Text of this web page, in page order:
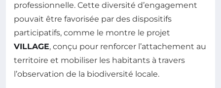
professionnelle. Cette diversité d’engagement
pouvait être favorisée par des dispositifs
participatifs, comme le montre le projet
VILLAGE, conçu pour renforcer l’attachement au
territoire et mobiliser les habitants à travers
l’observation de la biodiversité locale.